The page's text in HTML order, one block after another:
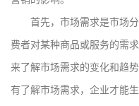
首先，市场需求是市场
费者对某种商品或服务的需
来了解市场需求的变化和趋
有了解市场需求，企业才能